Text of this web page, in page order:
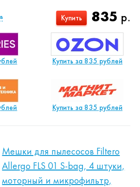
835 р.
Купить
Купить за 835 рублей
Купить за 835 рублей
Мешки для пылесосов Filtero
Allergo FLS 01 S-bag, 4 штуки,
моторный и микрофильтр,